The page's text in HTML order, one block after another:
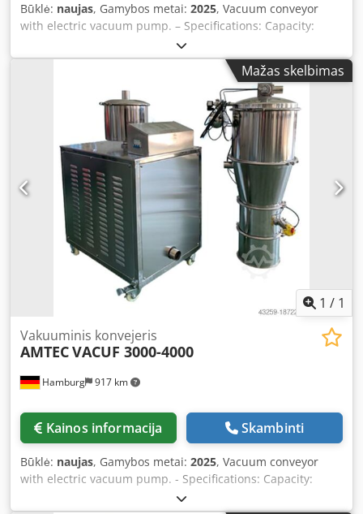
Būklė: naujas, Gamybos metai: 2025, Vacuum conveyor
with electric vacuum pump. – Specifications: Capacity:
1,000–1,500 kg/h (at max. 5 m conveying distance);
Housing: Stainless steel 304; Required compressed air: 0.6
MPa; Air consumption: approx. 30 L/min; Power supply:
220 V; Power rating: 5.5 kW. Dedpfxsv Nnkqe Af Esck Please
note that our new equipment prices are often lower than
typical used prices. Feel free to contact us and tell us
about your packaging application. – We usually have 30–50
different new machines immediately available from stock.
For custom-built machines, we offer very short delivery
times starting from around 3 weeks. – All machines come
with a full warranty.
Mažas skelbimas
1 / 1
Hamburg 917 km
Vakuuminis konvejeris
AMTECVACUF 3000-4000
Kainos informacija Skambinti
Būklė: naujas, Gamybos metai: 2025, Vacuum conveyor
with electric vacuum pump. - Specifications: Capacity:
3,000-4,000 kg/h (at a maximum conveying distance of 5